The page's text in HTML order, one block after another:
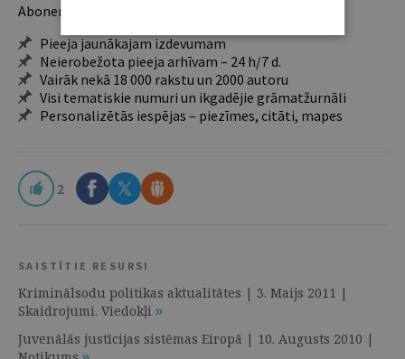
Abonentu ieguvumi:
Pieeja jaunākajam izdevumam
Neierobežota pieeja arhīvam – 24 h/7 d.
Vairāk nekā 18 000 rakstu un 2000 autoru
Visi tematiskie numuri un ikgadējie grāmatžurnāli
Personalizētās iespējas – piezīmes, citāti, mapes
2
SAISTĪTIE RESURSI
Kriminālsodu politikas aktualitātes | 3. Maijs 2011 |
Skaidrojumi. Viedokļi
Juvenālās justīcijas sistēmas Eiropā | 10. Augusts 2010 |